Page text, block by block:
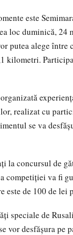
este
loc duminică, 24
putea alege între
kilometri.
realizat cu
se va
concursul de
competiției va fi
este de 100 de lei
speciale de
vor desfășura pe